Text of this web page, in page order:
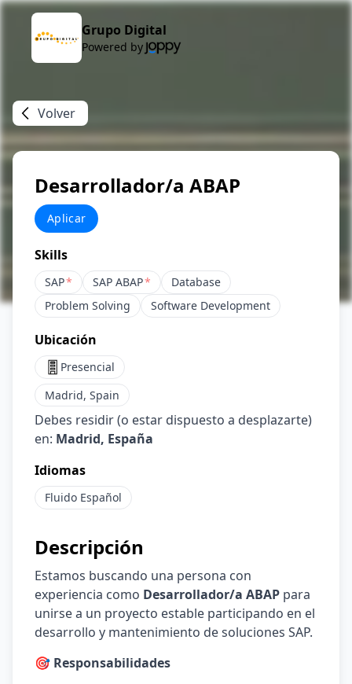
Grupo Digital
Powered by
Volver
Desarrollador/a ABAP
Aplicar
Skills
SAP* SAP ABAP*
Database
Problem Solving
Software Development
Ubicación
Presencial
Madrid, Spain
Debes residir (o estar dispuesto a desplazarte)
en: Madrid, España
Idiomas
Fluido Español
Descripción
Estamos buscando una persona con
experiencia como Desarrollador/a ABAP para
unirse a un proyecto estable participando en el
desarrollo y mantenimiento de soluciones SAP.
🎯 Responsabilidades